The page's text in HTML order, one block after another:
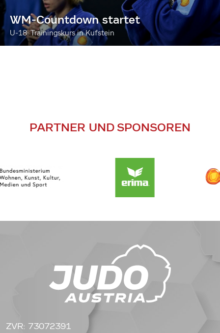
WM-Countdown startet
U-18: Trainingskurs in Kufstein
PARTNER UND SPONSOREN
ZVR: 73072391